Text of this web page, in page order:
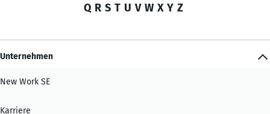
Q R S T U V W X Y Z
Unternehmen
New Work SE
Karriere